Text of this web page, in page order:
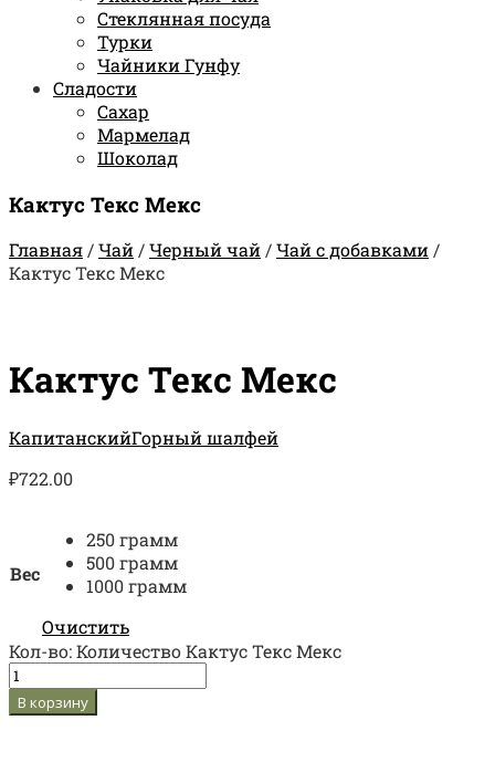
Стеклянная посуда
Турки
Чайники Гунфу
Сладости
Сахар
Мармелад
Шоколад
Кактус Текс Мекс
Главная/Чай/Черный чай/Чай с добавками/
Кактус Текс Мекс
Кактус Текс Мекс
КапитанскийГорный шалфей
₽722.00
Вес
250 грамм
500 грамм
1000 грамм
Очистить
Кол-во:Количество Кактус Текс Мекс
В корзину